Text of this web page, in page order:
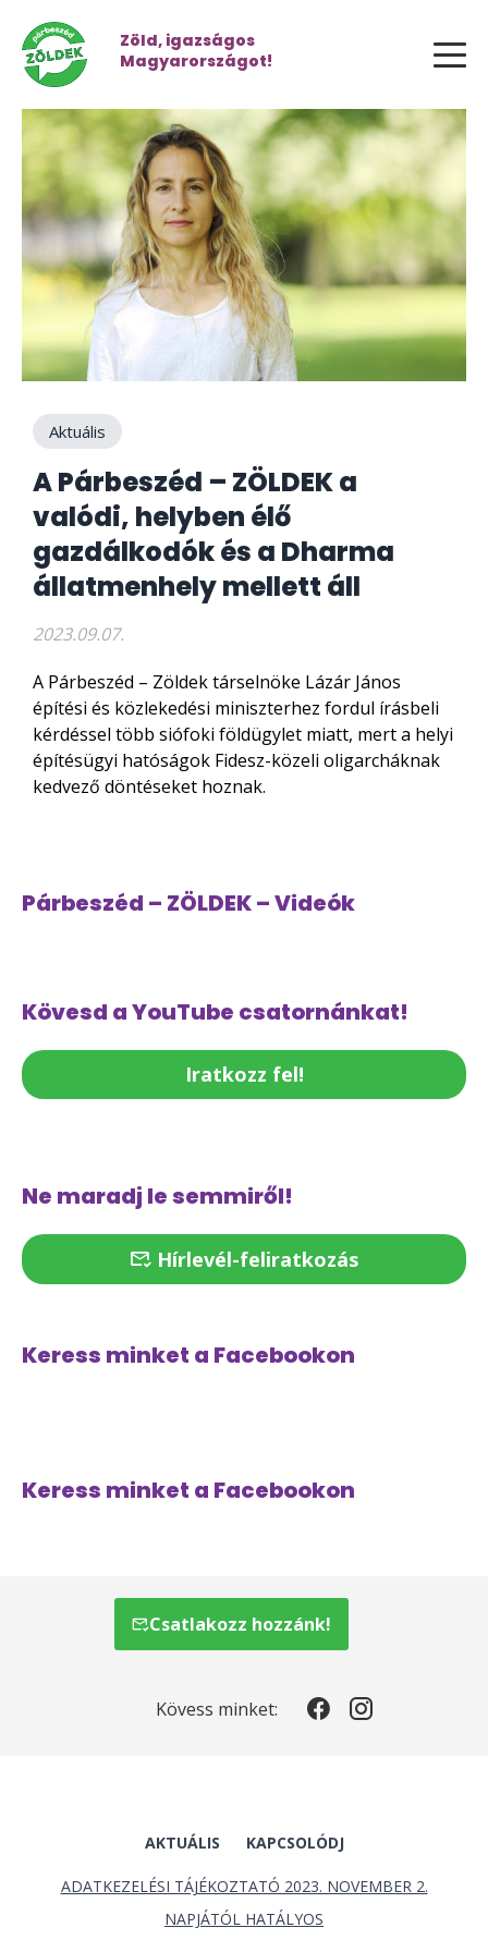
Zöld, igazságos
Magyarországot!
Aktuális
A Párbeszéd – ZÖLDEK a
valódi, helyben élő
gazdálkodók és a Dharma
állatmenhely mellett áll
2023.09.07.
A Párbeszéd – Zöldek társelnöke Lázár János
építési és közlekedési miniszterhez fordul írásbeli
kérdéssel több siófoki földügylet miatt, mert a helyi
építésügyi hatóságok Fidesz-közeli oligarcháknak
kedvező döntéseket hoznak.
Párbeszéd – ZÖLDEK – Videók
Kövesd a YouTube csatornánkat!
Iratkozz fel!
Ne maradj le semmiről!
Hírlevél-feliratkozás
Keress minket a Facebookon
Keress minket a Facebookon
Csatlakozz hozzánk!
Kövess minket:
AKTUÁLIS KAPCSOLÓDJ
ADATKEZELÉSI TÁJÉKOZTATÓ 2023. NOVEMBER 2.
NAPJÁTÓL HATÁLYOS